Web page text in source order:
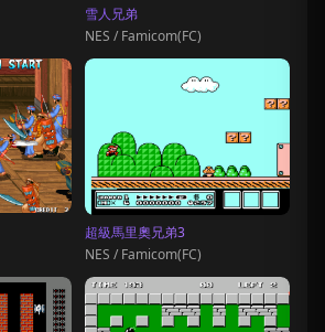
雪人兄弟
NES / Famicom(FC)
超級馬里奧兄弟3
NES / Famicom(FC)